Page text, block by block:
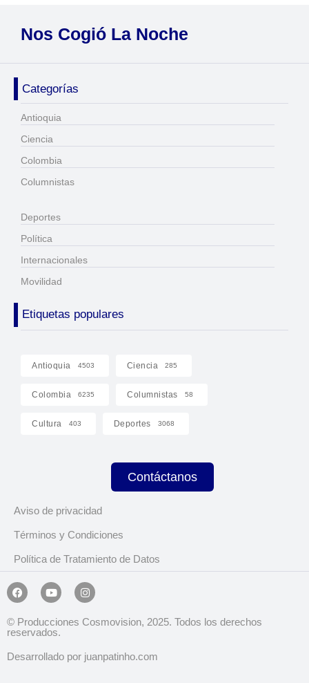
Nos Cogió La Noche
Categorías
Antioquia
Ciencia
Colombia
Columnistas
Deportes
Política
Internacionales
Movilidad
Etiquetas populares
Antioquia 4503 Ciencia 285
Colombia 6235 Columnistas 58
Cultura 403 Deportes 3068
Contáctanos
Aviso de privacidad
Términos y Condiciones
Política de Tratamiento de Datos
© Producciones Cosmovision, 2025. Todos los derechos
reservados.
Desarrollado por juanpatinho.com